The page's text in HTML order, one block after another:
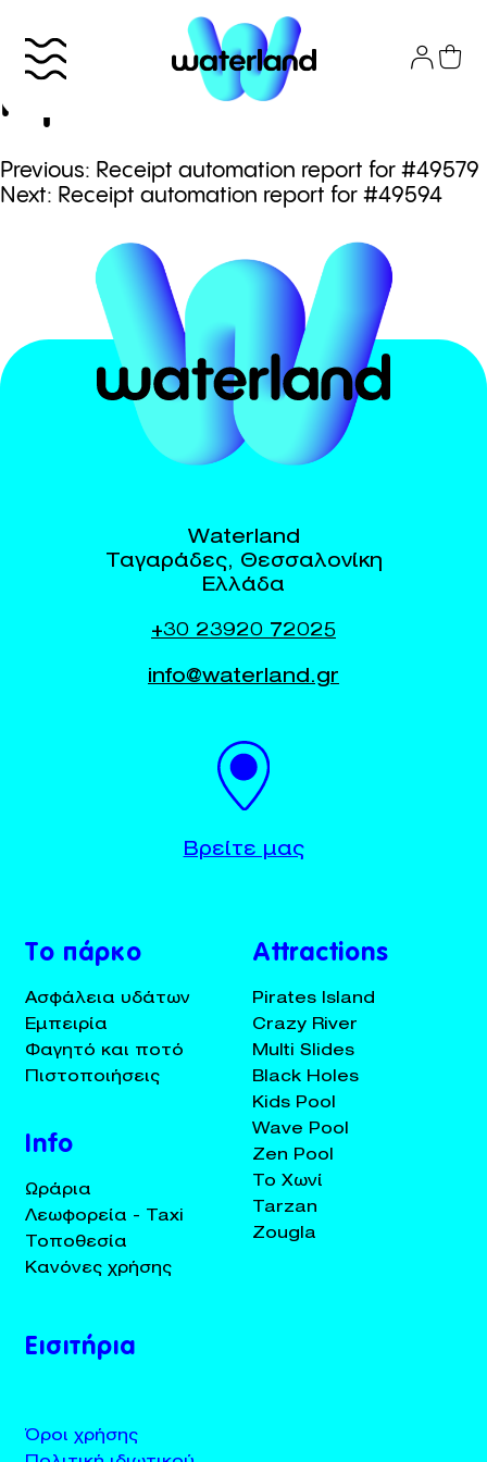
content
+30 23920 72025
Το πάρκο
Attractions
Εισιτήρια
Receipt automation
report for #49586
Πλοήγηση
άρθρων
Previous: Receipt automation report for #49579
Next: Receipt automation report for #49594
Το πάρκο
Ασφάλεια υδάτων
Εμπειρία
Φαγητό και ποτό
Πιστοποιήσεις
Info
Ωράρια
Λεωφορεία - Taxi
Τοποθεσία
Κανόνες χρήσης
Attractions
Pirates Island
Crazy River
Multi Slides
Black Holes
Kids Pool
Wave Pool
Zen Pool
Το Χωνί
Tarzan
Zougla
Εισιτήρια
Όροι χρήσης
Waterland
Ταγαράδες, Θεσσαλονίκη
Ελλάδα
+30 23920 72025
info@waterland.gr
Βρείτε μας